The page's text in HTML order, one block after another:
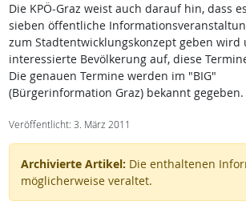
Die KPÖ-Graz weist auch darauf hin, dass
sieben öffentliche
zum Stadtentwicklungskonzept geben
interessierte Bevölkerung auf, diese
Die genauen Termine werden im "BIG"
(Bürgerinformation Graz) bekannt gegeben.
Veröffentlicht: 3. März 2011
Archivierte Artikel: Die enthaltenen
möglicherweise veraltet.